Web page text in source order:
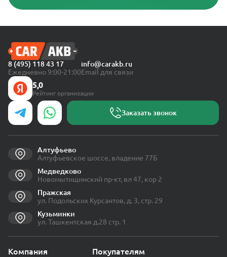
8 (495) 118 43 17
Ежедневно 9:00-21:00
info@carakb.ru
Email для связи
5,0
Рейтинг организации
Заказать звонок
Алтуфьево
Алтуфьевское шоссе, владение 77Б
Медведково
Новомытищинский пр-кт, вл 47, кор 2
Пражская
ул. Подольских Курсантов, д. 3, стр. 29
Кузьминки
ул. Ташкентская д.28 стр. 1
Компания Покупателям